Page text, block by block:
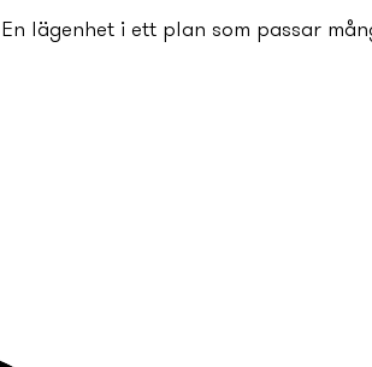
En lägenhet i ett plan som passar